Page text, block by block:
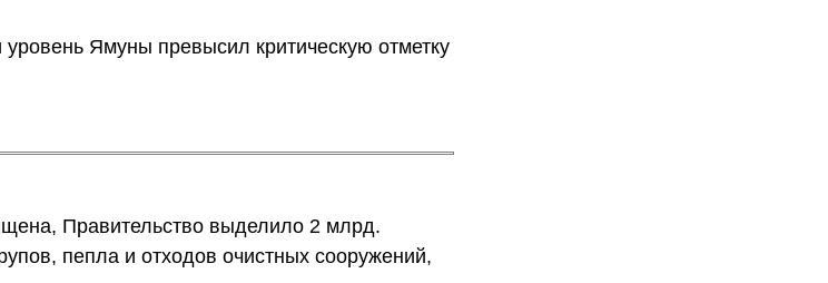
Ямуны превысил критическую отметку
Правительство выделило 2 млрд.
пепла и отходов очистных сооружений,